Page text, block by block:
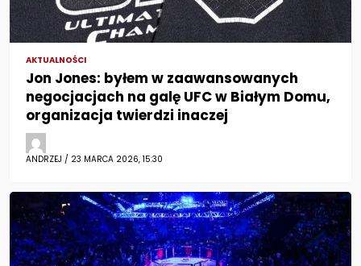
AKTUALNOŚCI
Jon Jones: byłem w zaawansowanych
negocjacjach na galę UFC w Białym Domu,
organizacja twierdzi inaczej
ANDRZEJ / 23 MARCA 2026, 15:30